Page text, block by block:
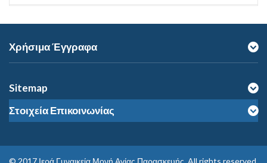
Χρήσιμα Έγγραφα
Sitemap
Στοιχεία Επικοινωνίας